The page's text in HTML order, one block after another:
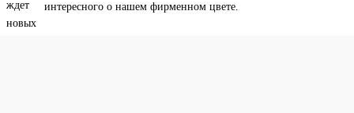
интересного о нашем фирменном цвете.